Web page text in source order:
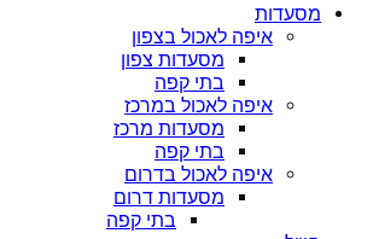
מסעדות
איפה לאכול בצפון
מסעדות צפון
בתי קפה
איפה לאכול במרכז
מסעדות מרכז
בתי קפה
איפה לאכול בדרום
מסעדות דרום
בתי קפה